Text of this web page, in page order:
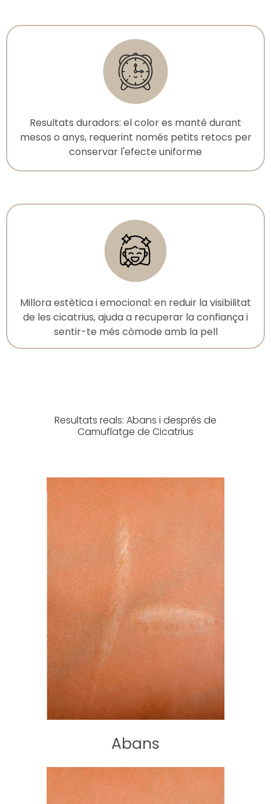
Resultats duradors: el color es manté durant
mesos o anys, requerint només petits retocs per
conservar l'efecte uniforme
Millora estètica i emocional: en reduir la visibilitat
de les cicatrius, ajuda a recuperar la confiança i
sentir-te més còmode amb la pell
Resultats reals: Abans i després de
Camuflatge de Cicatrius
Abans